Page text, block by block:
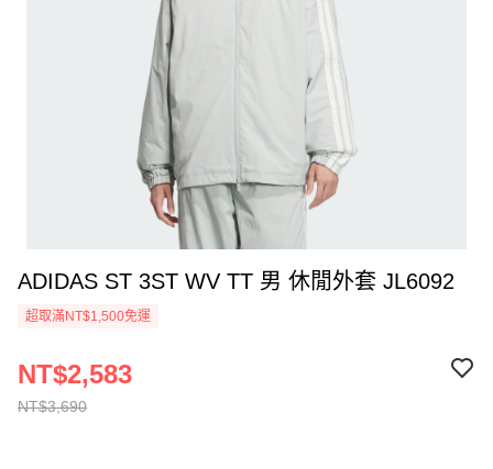
ADIDAS ST 3ST WV TT 男 休閒外套 JL6092
超取滿NT$1,500免運
NT$3,690
NT$2,583